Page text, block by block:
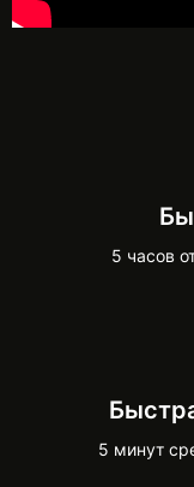
5 часов
5 минут